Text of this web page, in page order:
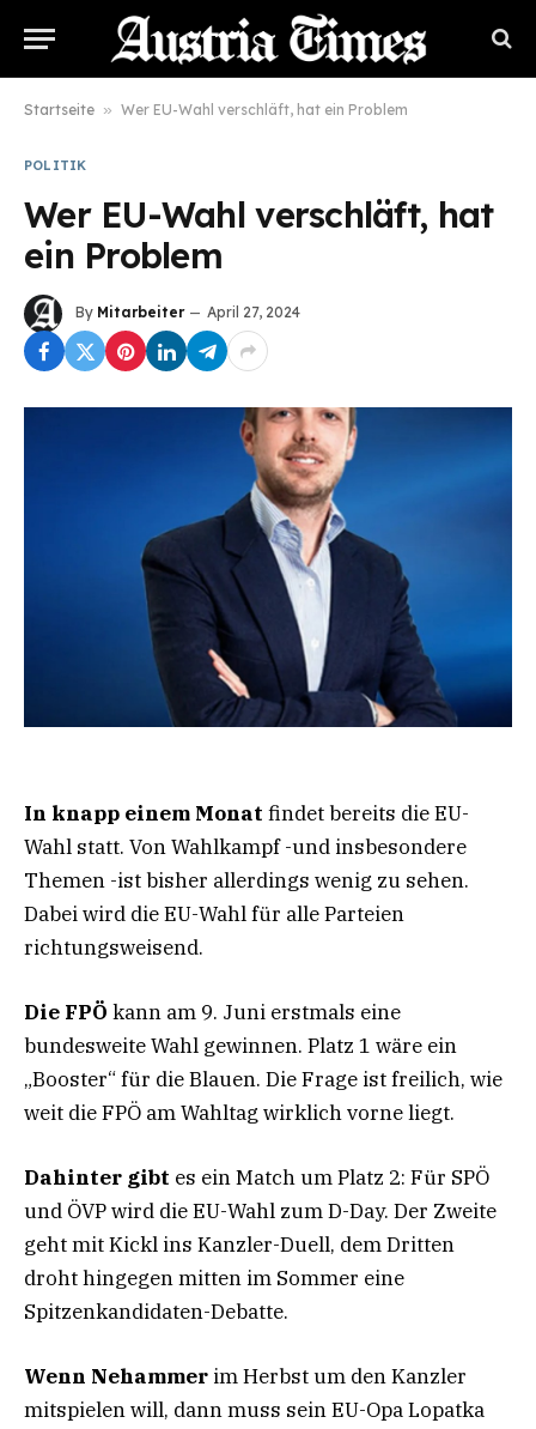
Startseite » Wer EU-Wahl verschläft, hat ein Problem
POLITIK
Wer EU-Wahl verschläft, hat
ein Problem
By Mitarbeiter April 27, 2024
In knapp einem Monat findet bereits die EU-
Wahl statt. Von Wahlkampf -und insbesondere
Themen -ist bisher allerdings wenig zu sehen.
Dabei wird die EU-Wahl für alle Parteien
richtungsweisend.
Die FPÖ kann am 9. Juni erstmals eine
bundesweite Wahl gewinnen. Platz 1 wäre ein
„Booster“ für die Blauen. Die Frage ist freilich, wie
weit die FPÖ am Wahltag wirklich vorne liegt.
Dahinter gibt es ein Match um Platz 2: Für SPÖ
und ÖVP wird die EU-Wahl zum D-Day. Der Zweite
geht mit Kickl ins Kanzler-Duell, dem Dritten
droht hingegen mitten im Sommer eine
Spitzenkandidaten-Debatte.
Wenn Nehammer im Herbst um den Kanzler
mitspielen will, dann muss sein EU-Opa Lopatka